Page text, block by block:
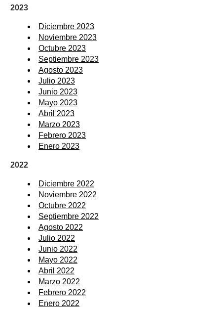
2023
Diciembre 2023
Noviembre 2023
Octubre 2023
Septiembre 2023
Agosto 2023
Julio 2023
Junio 2023
Mayo 2023
Abril 2023
Marzo 2023
Febrero 2023
Enero 2023
2022
Diciembre 2022
Noviembre 2022
Octubre 2022
Septiembre 2022
Agosto 2022
Julio 2022
Junio 2022
Mayo 2022
Abril 2022
Marzo 2022
Febrero 2022
Enero 2022